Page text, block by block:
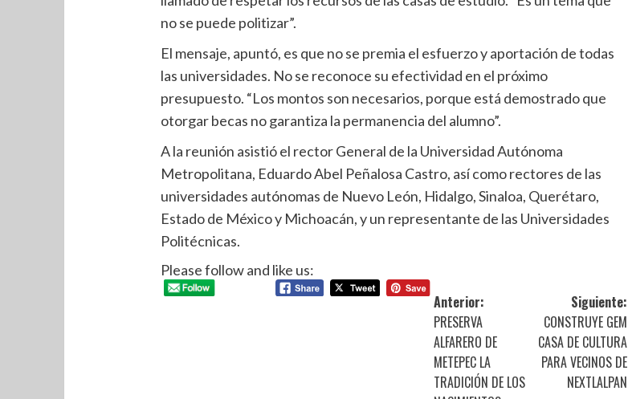
no se puede politizar”.
El mensaje, apuntó, es que no se premia el esfuerzo y aportación de todas
las universidades. No se reconoce su efectividad en el próximo
presupuesto. “Los montos son necesarios, porque está demostrado que
otorgar becas no garantiza la permanencia del alumno”.
A la reunión asistió el rector General de la Universidad Autónoma
Metropolitana, Eduardo Abel Peñalosa Castro, así como rectores de las
universidades autónomas de Nuevo León, Hidalgo, Sinaloa, Querétaro,
Estado de México y Michoacán, y un representante de las Universidades
Politécnicas.
Please follow and like us:
Anterior:
PRESERVA
ALFARERO DE
METEPEC LA
TRADICIÓN DE LOS
Siguiente:
CONSTRUYE GEM
CASA DE CULTURA
PARA VECINOS DE
NEXTLALPAN